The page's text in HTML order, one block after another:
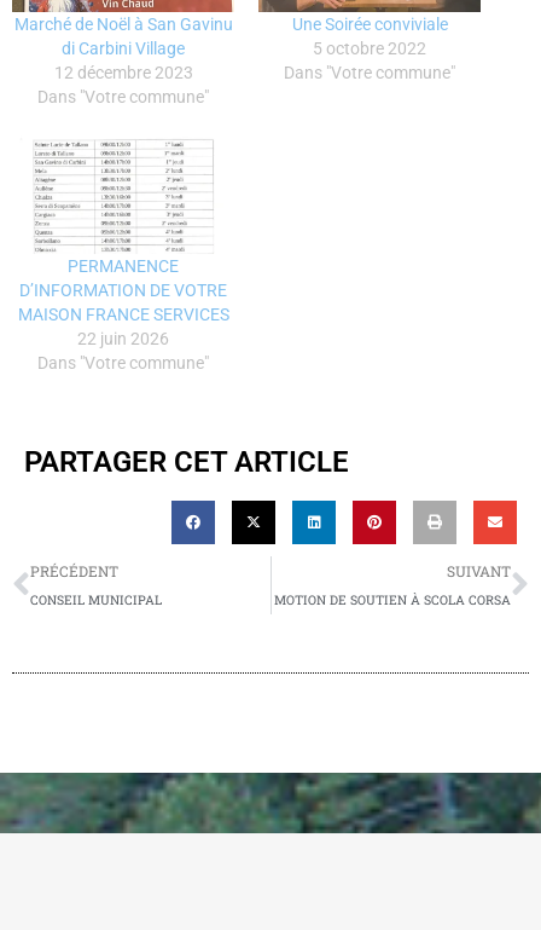
Marché de Noël à San Gavinu
di Carbini Village
12 décembre 2023
Dans "Votre commune"
Une Soirée conviviale
5 octobre 2022
Dans "Votre commune"
PERMANENCE
D’INFORMATION DE VOTRE
MAISON FRANCE SERVICES
22 juin 2026
Dans "Votre commune"
PARTAGER CET ARTICLE
PRÉCÉDENT
CONSEIL MUNICIPAL
SUIVANT
MOTION DE SOUTIEN À SCOLA CORSA